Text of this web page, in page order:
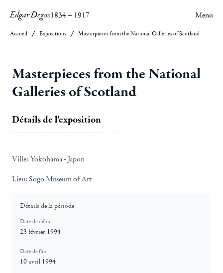
Edgar Degas1834– 1917 Menu
Accueil Expositions Masterpieces from the National Galleries of Scotland
Masterpieces from the National
Galleries of Scotland
Détails de l'exposition
Ville: Yokohama - Japon
Lieu: Sogo Museum of Art
Détails de la période
Date de début:
23 février 1994
Date de fin:
10 avril 1994